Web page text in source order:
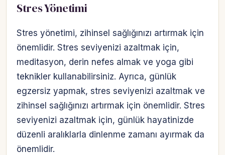
Stres Yönetimi
Stres yönetimi, zihinsel sağlığınızı artırmak için
önemlidir. Stres seviyenizi azaltmak için,
meditasyon, derin nefes almak ve yoga gibi
teknikler kullanabilirsiniz. Ayrıca, günlük
egzersiz yapmak, stres seviyenizi azaltmak ve
zihinsel sağlığınızı artırmak için önemlidir. Stres
seviyenizi azaltmak için, günlük hayatinizde
düzenli aralıklarla dinlenme zamanı ayırmak da
önemlidir.